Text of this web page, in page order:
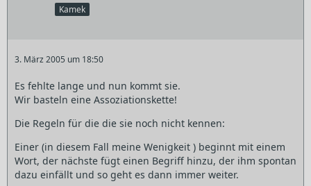
Kamek
3. März 2005 um 18:50
Es fehlte lange und nun kommt sie.
Wir basteln eine Assoziationskette!
Die Regeln für die die sie noch nicht kennen:
Einer (in diesem Fall meine Wenigkeit ) beginnt mit einem
Wort, der nächste fügt einen Begriff hinzu, der ihm spontan
dazu einfällt und so geht es dann immer weiter.